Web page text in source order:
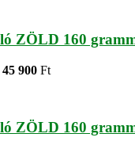
ZÖLD 160
45 900 Ft
ZÖLD 160